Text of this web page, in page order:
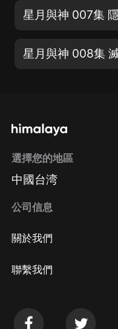
選擇您的地區
中國台湾
公司信息
關於我們
聯繫我們